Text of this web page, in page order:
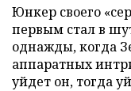
Юнкер своего
первым стал в
однажды, когда
аппаратных
уйдет он, тогда